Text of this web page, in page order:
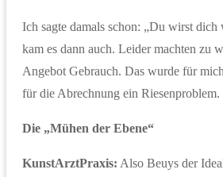
Ich sagte damals schon: „Du wirst dich
kam es dann auch. Leider machten zu
Angebot Gebrauch. Das wurde für
für die Abrechnung ein Riesenproblem.
Die „Mühen der Ebene“
KunstArztPraxis: Also Beuys der